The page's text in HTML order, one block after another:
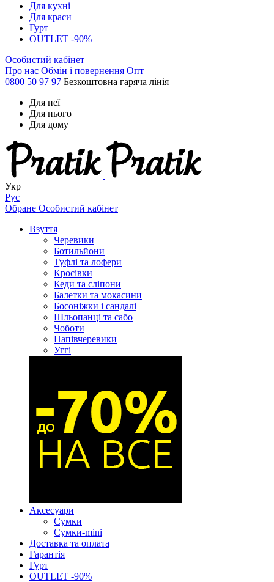
Для кухні
Для краси
Гурт
OUTLET -90%
Особистий кабінет
Про нас Обмін і повернення Опт
0800 50 97 97 Безкоштовна гаряча лінія
Для неї
Для нього
Для дому
Укр
Рус
Обране Особистий кабінет
Взуття
Черевики
Ботильйони
Туфлі та лофери
Кросівки
Кеди та сліпони
Балетки та мокасини
Босоніжки і сандалі
Шльопанці та сабо
Чоботи
Напівчеревики
Уггі
Аксесуари
Сумки
Сумки-mini
Доставка та оплата
Гарантія
Гурт
OUTLET -90%